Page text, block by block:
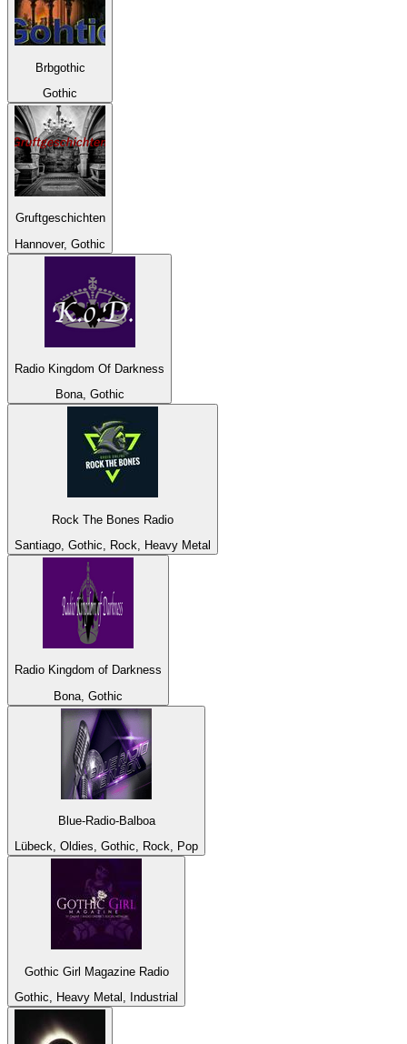
Brbgothic
Gothic
Gruftgeschichten
Hannover, Gothic
Radio Kingdom Of Darkness
Bona, Gothic
Rock The Bones Radio
Santiago, Gothic, Rock, Heavy Metal
Radio Kingdom of Darkness
Bona, Gothic
Blue-Radio-Balboa
Lübeck, Oldies, Gothic, Rock, Pop
Gothic Girl Magazine Radio
Gothic, Heavy Metal, Industrial